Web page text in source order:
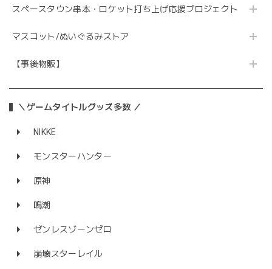
スペースタウン串本・ロケット打ち上げ応援プロジェクト
マスコット/ぬいぐるみストア
【事後物販】
＼ゲームタイトルグッズ多数 ／
NIKKE
モンスターハンター
原神
鳴潮
ゼンレスゾーンゼロ
崩壊スターレイル